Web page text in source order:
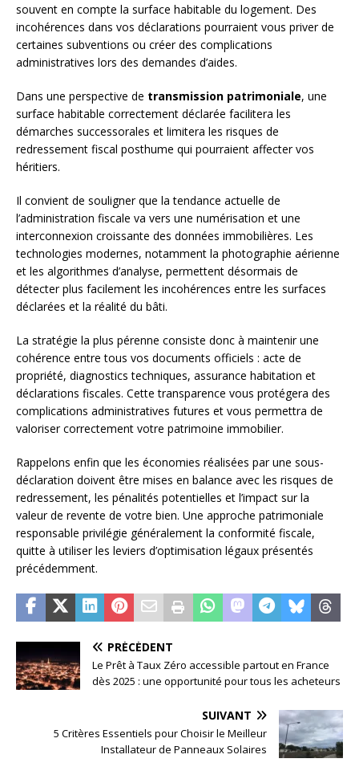
souvent en compte la surface habitable du logement. Des
incohérences dans vos déclarations pourraient vous priver de
certaines subventions ou créer des complications
administratives lors des demandes d’aides.
Dans une perspective de transmission patrimoniale, une
surface habitable correctement déclarée facilitera les
démarches successorales et limitera les risques de
redressement fiscal posthume qui pourraient affecter vos
héritiers.
Il convient de souligner que la tendance actuelle de
l’administration fiscale va vers une numérisation et une
interconnexion croissante des données immobilières. Les
technologies modernes, notamment la photographie aérienne
et les algorithmes d’analyse, permettent désormais de
détecter plus facilement les incohérences entre les surfaces
déclarées et la réalité du bâti.
La stratégie la plus pérenne consiste donc à maintenir une
cohérence entre tous vos documents officiels : acte de
propriété, diagnostics techniques, assurance habitation et
déclarations fiscales. Cette transparence vous protégera des
complications administratives futures et vous permettra de
valoriser correctement votre patrimoine immobilier.
Rappelons enfin que les économies réalisées par une sous-
déclaration doivent être mises en balance avec les risques de
redressement, les pénalités potentielles et l’impact sur la
valeur de revente de votre bien. Une approche patrimoniale
responsable privilégie généralement la conformité fiscale,
quitte à utiliser les leviers d’optimisation légaux présentés
précédemment.
PRÉCÉDENT
Le Prêt à Taux Zéro accessible partout en France
dès 2025 : une opportunité pour tous les acheteurs
SUIVANT
5 Critères Essentiels pour Choisir le Meilleur
Installateur de Panneaux Solaires